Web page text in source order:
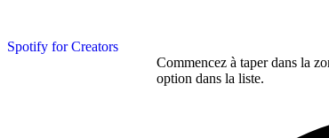
Spotify for Creators
Commencez à taper dans la
option dans la liste.